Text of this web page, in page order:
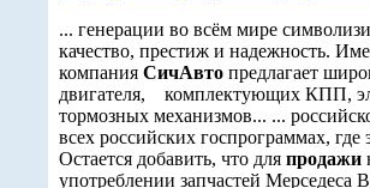
... генерации во всём мире
качество, престиж и надежность.
компания СичАвто предлагает
двигателя, комплектующих КПП,
тормозных механизмов... ...
всех российских госпрограммах,
Остается добавить, что для продажи
употреблении запчастей Мерседеса